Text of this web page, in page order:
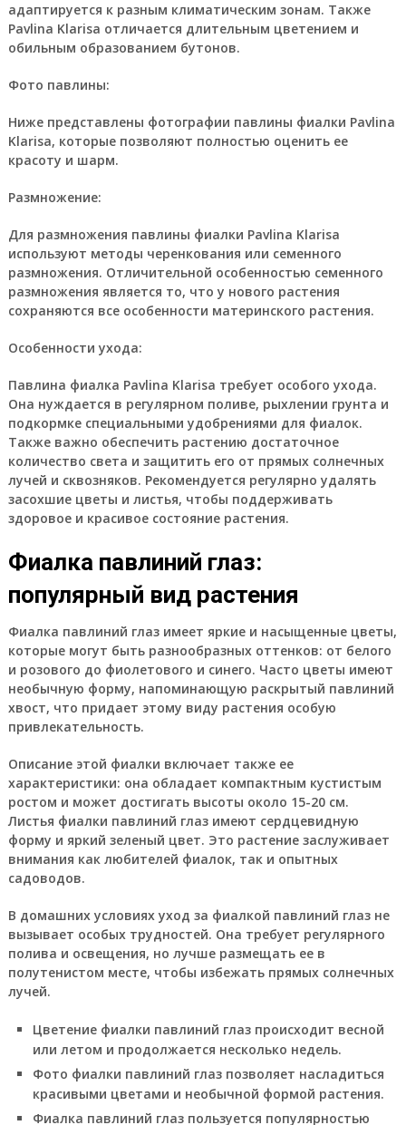
адаптируется к разным климатическим зонам. Также
Pavlina Klarisa отличается длительным цветением и
обильным образованием бутонов.
Фото павлины:
Ниже представлены фотографии павлины фиалки Pavlina
Klarisa, которые позволяют полностью оценить ее
красоту и шарм.
Размножение:
Для размножения павлины фиалки Pavlina Klarisa
используют методы черенкования или семенного
размножения. Отличительной особенностью семенного
размножения является то, что у нового растения
сохраняются все особенности материнского растения.
Особенности ухода:
Павлина фиалка Pavlina Klarisa требует особого ухода.
Она нуждается в регулярном поливе, рыхлении грунта и
подкормке специальными удобрениями для фиалок.
Также важно обеспечить растению достаточное
количество света и защитить его от прямых солнечных
лучей и сквозняков. Рекомендуется регулярно удалять
засохшие цветы и листья, чтобы поддерживать
здоровое и красивое состояние растения.
Фиалка павлиний глаз:
популярный вид растения
Фиалка павлиний глаз имеет яркие и насыщенные цветы,
которые могут быть разнообразных оттенков: от белого
и розового до фиолетового и синего. Часто цветы имеют
необычную форму, напоминающую раскрытый павлиний
хвост, что придает этому виду растения особую
привлекательность.
Описание этой фиалки включает также ее
характеристики: она обладает компактным кустистым
ростом и может достигать высоты около 15-20 см.
Листья фиалки павлиний глаз имеют сердцевидную
форму и яркий зеленый цвет. Это растение заслуживает
внимания как любителей фиалок, так и опытных
садоводов.
В домашних условиях уход за фиалкой павлиний глаз не
вызывает особых трудностей. Она требует регулярного
полива и освещения, но лучше размещать ее в
полутенистом месте, чтобы избежать прямых солнечных
лучей.
Цветение фиалки павлиний глаз происходит весной
или летом и продолжается несколько недель.
Фото фиалки павлиний глаз позволяет насладиться
красивыми цветами и необычной формой растения.
Фиалка павлиний глаз пользуется популярностью